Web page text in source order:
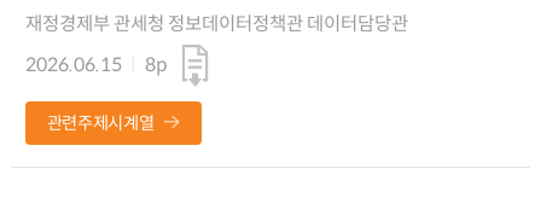
재정경제부 관세청 정보데이터정책관 데이터담당관
2026.06.15
8p
관련주제시계열